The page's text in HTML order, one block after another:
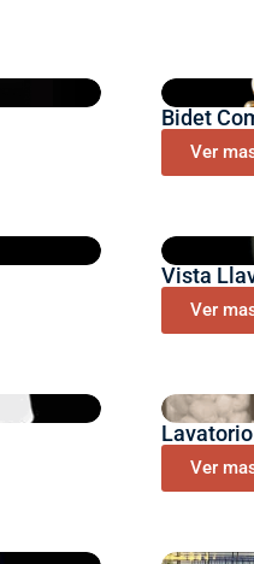
Bidet
Ver
Vista
Ver
Ver